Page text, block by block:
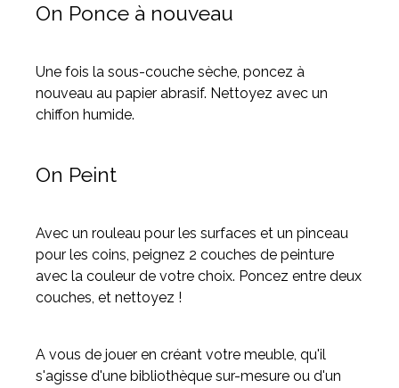
On Ponce à nouveau
Une fois la sous-couche sèche, poncez à
nouveau au papier abrasif. Nettoyez avec un
chiffon humide.
On Peint
Avec un rouleau pour les surfaces et un pinceau
pour les coins, peignez 2 couches de peinture
avec la couleur de votre choix. Poncez entre deux
couches, et nettoyez !
A vous de jouer en créant votre meuble, qu'il
s'agisse d'une bibliothèque sur-mesure ou d'un